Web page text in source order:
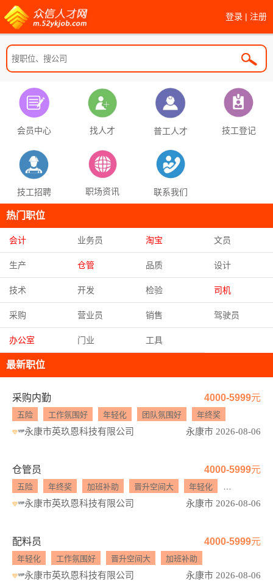
登录 | 注册
会员中心 找人才 普工人才 技工登记
技工招聘 职场资讯 联系我们
热门职位
会计 业务员 淘宝 文员
生产 仓管 品质 设计
技术 开发 检验 司机
采购 营业员 销售 驾驶员
办公室 门业 工具
最新职位
采购内勤 4000-5999元
五险 工作氛围好 年轻化 团队氛围好 年终奖
永康市英玖恩科技有限公司 永康市 2026-08-06
仓管员 4000-5999元
五险 年终奖 加班补助 晋升空间大 年轻化 工作氛围好
永康市英玖恩科技有限公司 永康市 2026-08-06
配料员 4000-5999元
年轻化 工作氛围好 晋升空间大 加班补助
永康市英玖恩科技有限公司 永康市 2026-08-06